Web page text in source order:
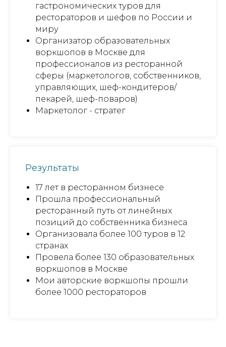
гастрономических туров для
рестораторов и шефов по России и
миру
Организатор образовательных
воркшопов в Москве для
профессионалов из ресторанной
сферы (маркетологов, собственников,
управляющих, шеф-кондитеров/
пекарей, шеф-поваров)
Маркетолог - стратег
Результаты
17 лет в ресторанном бизнесе
Прошла профессиональный
ресторанный путь от линейных
позиций до собственника бизнеса
Организовала более 100 туров в 12
странах
Провела более 130 образовательных
воркшопов в Москве
Мои авторские воркшопы прошли
более 1000 рестораторов